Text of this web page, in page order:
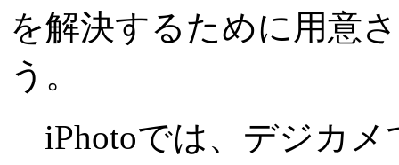
を解決するために用意
う。
iPhotoでは、デジカメ